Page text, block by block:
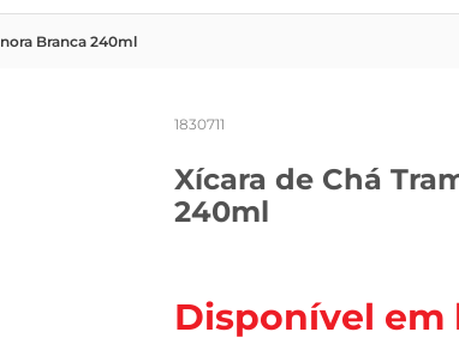
Branca 240ml
1830711
Xícara de Chá
240ml
Disponível em